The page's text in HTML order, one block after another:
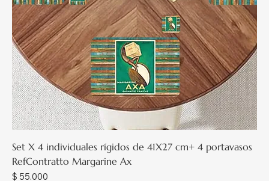
Set X 4 individuales rígidos de 41X27 cm+ 4 portavasos
RefContratto Margarine Ax
Precio
$ 55.000